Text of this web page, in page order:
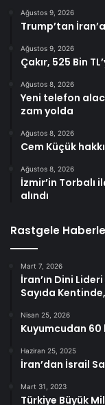
Ağustos 9, 2026
Trump’tan
Ağustos 9, 2026
Çakır, 525 Bin
Ağustos 8, 2026
Yeni telefon
zam yolda
Ağustos 8, 2026
Cem Küçük
Ağustos 8, 2026
İzmir’in Torbalı
alındı
Rastgele
Mart 7, 2026
İran’ın Dini
Sayıda
Nisan 25, 2026
Kuyumcudan 60
Haziran 25, 2025
İran’dan İsrail
Mart 31, 2023
Türkiye Büyük